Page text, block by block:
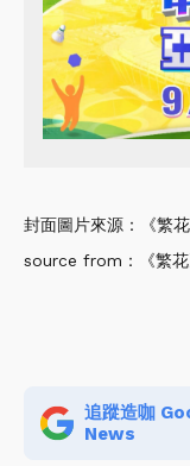
封面圖片來源：《繁
source from：《繁
追蹤造咖
News